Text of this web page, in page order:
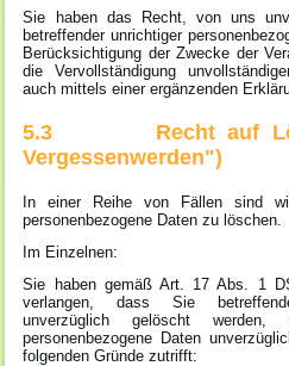
Sie haben das Recht, von uns
betreffender unrichtiger
Berücksichtigung der Zwecke der
die Vervollständigung
auch mittels einer ergänzenden
5.3 Recht auf
Vergessenwerden")
In einer Reihe von Fällen sind
personenbezogene Daten zu löschen.
Im Einzelnen:
Sie haben gemäß Art. 17 Abs. 1
verlangen, dass Sie
unverzüglich gelöscht
personenbezogene Daten
folgenden Gründe zutrifft: